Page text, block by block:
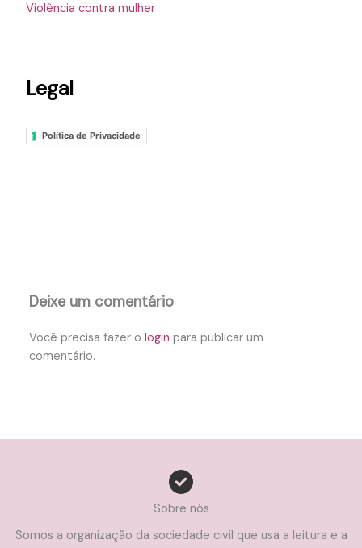
Violência contra mulher
Legal
Política de Privacidade
Deixe um comentário
Você precisa fazer ologin para publicar um
comentário.
Sobre nós
Somos a organização da sociedade civil que usa a leitura e a